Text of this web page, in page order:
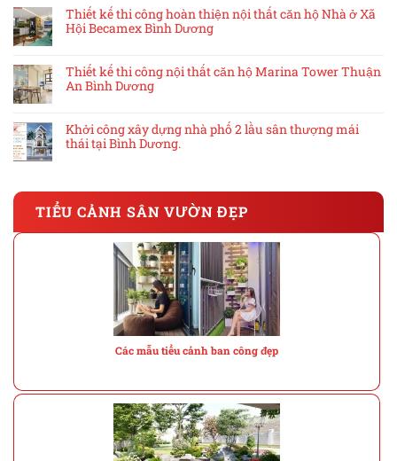
Thiết kế thi công hoàn thiện nội thất căn hộ Nhà ở Xã
Hội Becamex Bình Dương
Thiết kế thi công nội thất căn hộ Marina Tower Thuận
An Bình Dương
Khởi công xây dựng nhà phố 2 lầu sân thượng mái
thái tại Bình Dương.
TIỂU CẢNH SÂN VƯỜN ĐẸP
Các mẫu tiểu cảnh ban công đẹp